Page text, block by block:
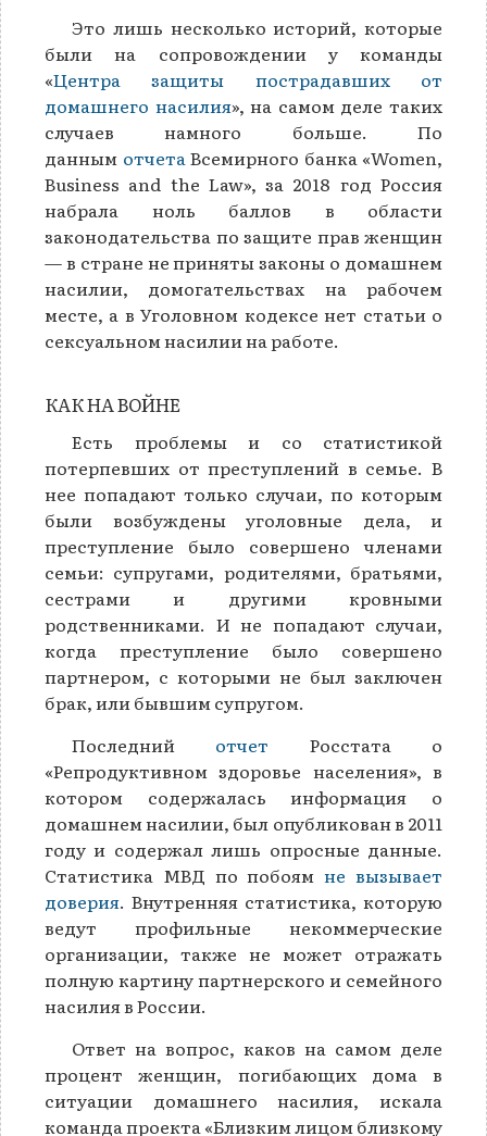
Это лишь несколько историй, которые
были на сопровождении у команды
«Центра защиты пострадавших от
домашнего насилия», на самом деле таких
случаев намного больше. По
данным отчетаВсемирного банка «Women,
Business and the Law», за 2018 год Россия
набрала ноль баллов в области
законодательства по защите прав женщин
— в стране не приняты законы о домашнем
насилии, домогательствах на рабочем
месте, а в Уголовном кодексе нет статьи о
сексуальном насилии на работе.
КАК НА ВОЙНЕ
Есть проблемы и со статистикой
потерпевших от преступлений в семье. В
нее попадают только случаи, по которым
были возбуждены уголовные дела, и
преступление было совершено членами
семьи: супругами, родителями, братьями,
сестрами и другими кровными
родственниками. И не попадают случаи,
когда преступление было совершено
партнером, с которыми не был заключен
брак, или бывшим супругом.
Последний отчет Росстата о
«Репродуктивном здоровье населения», в
котором содержалась информация о
домашнем насилии, был опубликован в 2011
году и содержал лишь опросные данные.
Статистика МВД по побоямне вызывает
доверия. Внутренняя статистика, которую
ведут профильные некоммерческие
организации, также не может отражать
полную картину партнерского и семейного
насилия в России.
Ответ на вопрос, каков на самом деле
процент женщин, погибающих дома в
ситуации домашнего насилия, искала
команда проекта «Близким лицом близкому